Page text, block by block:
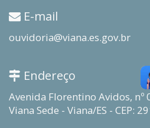
E-mail
ouvidoria@viana.es.gov.br
Endereço
Avenida Florentino Avidos, nº
Viana Sede - Viana/ES - CEP: